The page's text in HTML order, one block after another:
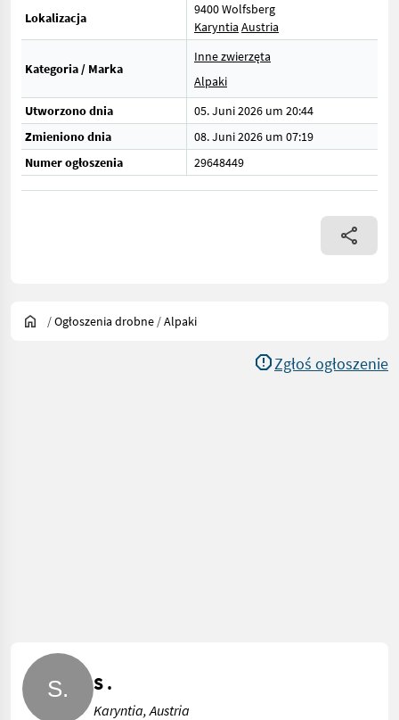
Lokalizacja
9400 Wolfsberg
Karyntia Austria
Kategoria / Marka
Inne zwierzęta
Alpaki
Utworzono dnia
05. Juni 2026 um 20:44
Zmieniono dnia
08. Juni 2026 um 07:19
Numer ogłoszenia
29648449
/Ogłoszenia drobne /Alpaki
Zgłoś ogłoszenie
S .
Karyntia, Austria